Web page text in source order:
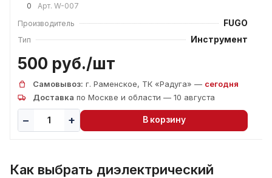
0 Арт. W-007
Производитель
FUGO
Тип Инструмент
500 руб./шт
Самовывоз: г. Раменское, ТК «Радуга» — сегодня
Доставка по Москве и области — 10 августа
В корзину
Как выбрать диэлектрический